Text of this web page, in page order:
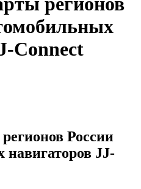
Connect
России
навигаторов JJ-